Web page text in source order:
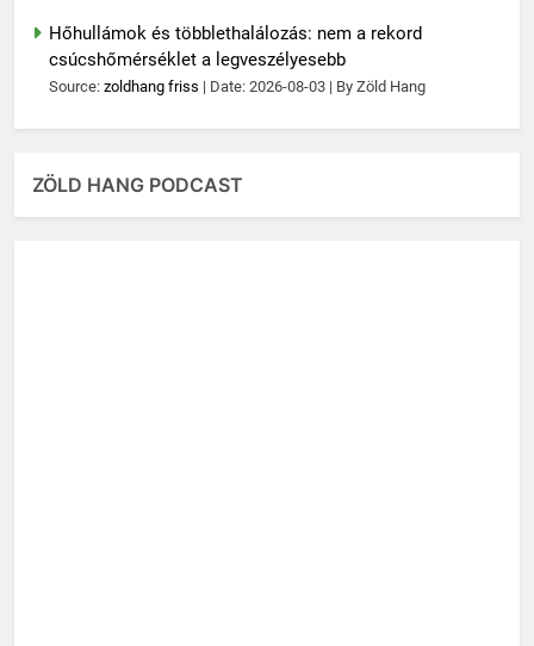
Hőhullámok és többlethalálozás: nem a rekord
csúcshőmérséklet a legveszélyesebb
Source: zoldhang friss Date: 2026-08-03 By Zöld Hang
ZÖLD HANG PODCAST